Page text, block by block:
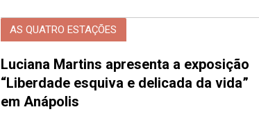
AS QUATRO ESTAÇÕES
Luciana Martins apresenta a exposição
“Liberdade esquiva e delicada da vida”
em Anápolis